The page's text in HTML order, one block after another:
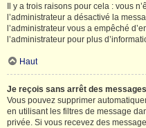
Il y a trois raisons pour cela : vous
l’administrateur a désactivé la
l’administrateur vous a empêché
l’administrateur pour plus
Haut
Je reçois sans arrêt des
Vous pouvez supprimer
en utilisant les filtres de message
privée. Si vous recevez des